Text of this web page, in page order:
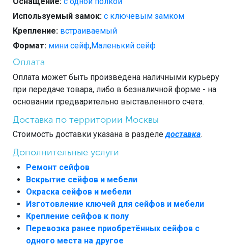
Используемый замок: с ключевым замком
Крепление: встраиваемый
Формат: мини сейф,Маленький сейф
Оплата
Оплата может быть произведена наличными курьеру
при передаче товара, либо в безналичной форме - на
основании предварительно выставленного счета.
Доставка по территории Москвы
Стоимость доставки указана в разделедоставка.
Дополнительные услуги
Ремонт сейфов
Вскрытие сейфов и мебели
Окраска сейфов и мебели
Изготовление ключей для сейфов и мебели
Крепление сейфов к полу
Перевозка ранее приобретённых сейфов с
одного места на другое